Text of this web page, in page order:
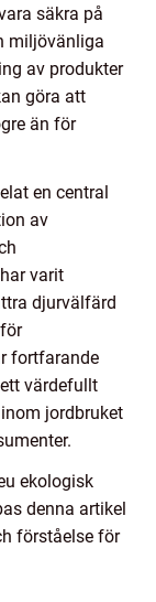
säkra på
miljövänliga
av produkter
göra att
än för
en central
av
varit
djurvälfärd
fortfarande
värdefullt
jordbruket
ekologisk
denna artikel
förståelse för